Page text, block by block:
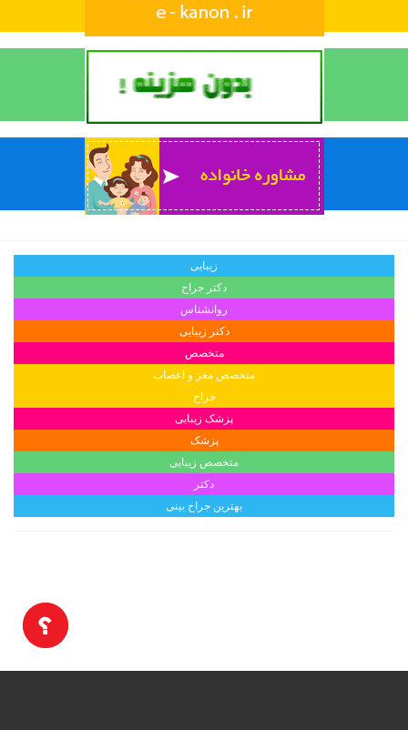
زیبایی
دکتر جراح
روانشناس
دکتر زیبایی
متخصص
متخصص مغز و اعصاب
جراح
پزشک زیبایی
پزشک
متخصص زیبایی
دکتر
بهترین جراح بینی